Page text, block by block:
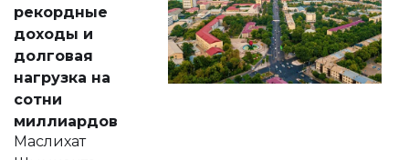
рекордные
доходы и
долговая
нагрузка на
сотни
миллиардов
Маслихат